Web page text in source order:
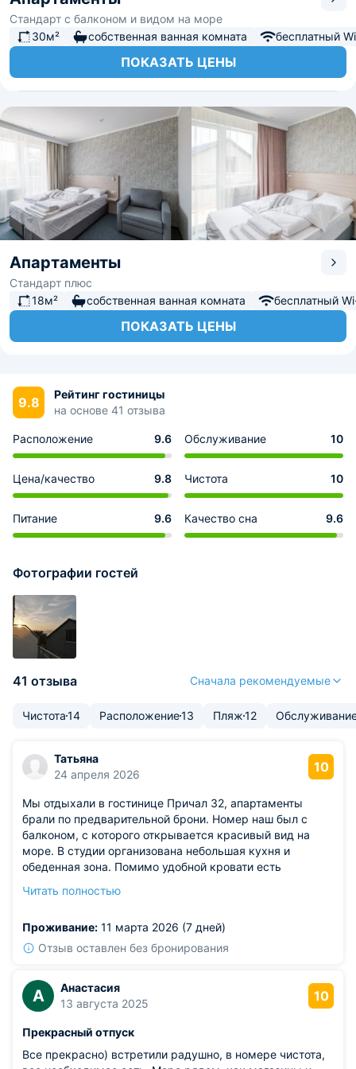
Стандарт с балконом и видом на море
30м²
собственная ванная комната бесплатный
ПОКАЗАТЬ ЦЕНЫ
Апартаменты
Стандарт плюс
18м²
собственная ванная комната бесплатный
ПОКАЗАТЬ ЦЕНЫ
9.8
Рейтинг гостиницы
на основе 41 отзыва
Расположение 9.6 Обслуживание 10
Цена/качество 9.8 Чистота 10
Питание 9.6 Качество сна 9.6
Фотографии гостей
41 отзыва Сначала рекомендуемые
Чистота14 Расположение13 Пляж12
Татьяна
24 апреля 2026
10
Мы отдыхали в гостинице Причал 32, апартаменты
брали по предварительной брони. Номер наш был с
балконом, с которого открывается красивый вид на
море. В студии организована небольшая кухня и
обеденная зона. Помимо удобной кровати есть
чайник, микроволновка, фен и прочая бытовая техника
хорошее освещение. Для одежды шкаф предусмотрен.
Читать полностью
Проживание: 11 марта 2026 (7 дней)
Отзыв оставлен без бронирования
А
Анастасия
13 августа 2025
10
Прекрасный отпуск
Все прекрасно) встретили радушно, в номере чистота,